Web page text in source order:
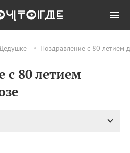
Поздравление с 80 летием
с 80 летием
ПРАЗДНИКИ Все
06.08
Преображение
Господне у западных
Романа и Давида